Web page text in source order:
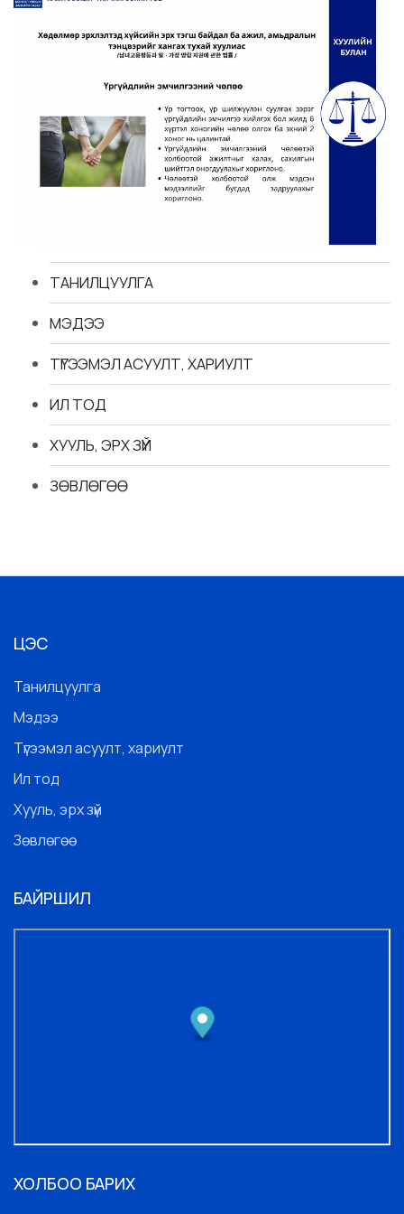
ТАНИЛЦУУЛГА
МЭДЭЭ
ТҮГЭЭМЭЛ АСУУЛТ, ХАРИУЛТ
ИЛ ТОД
ХУУЛЬ, ЭРХ ЗҮЙ
ЗӨВЛӨГӨӨ
ЦЭС
Танилцуулга
Мэдээ
Түгээмэл асуулт, хариулт
Ил тод
Хууль, эрх зүй
Зөвлөгөө
БАЙРШИЛ
ХОЛБОО БАРИХ